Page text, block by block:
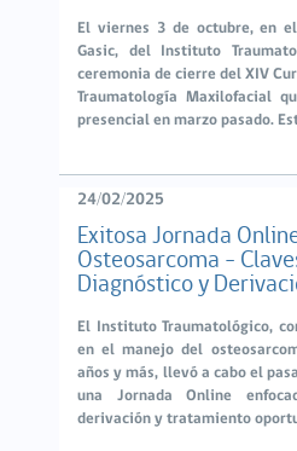
El viernes 3 de octubre, en
Gasic, del Instituto
ceremonia de cierre del XIV
Traumatología Maxilofacial
presencial en marzo pasado.
24/02/2025
Exitosa Jornada
Osteosarcoma -
Diagnóstico y
El Instituto Traumatológico,
en el manejo del
años y más, llevó a cabo el
una Jornada Online
derivación y tratamiento